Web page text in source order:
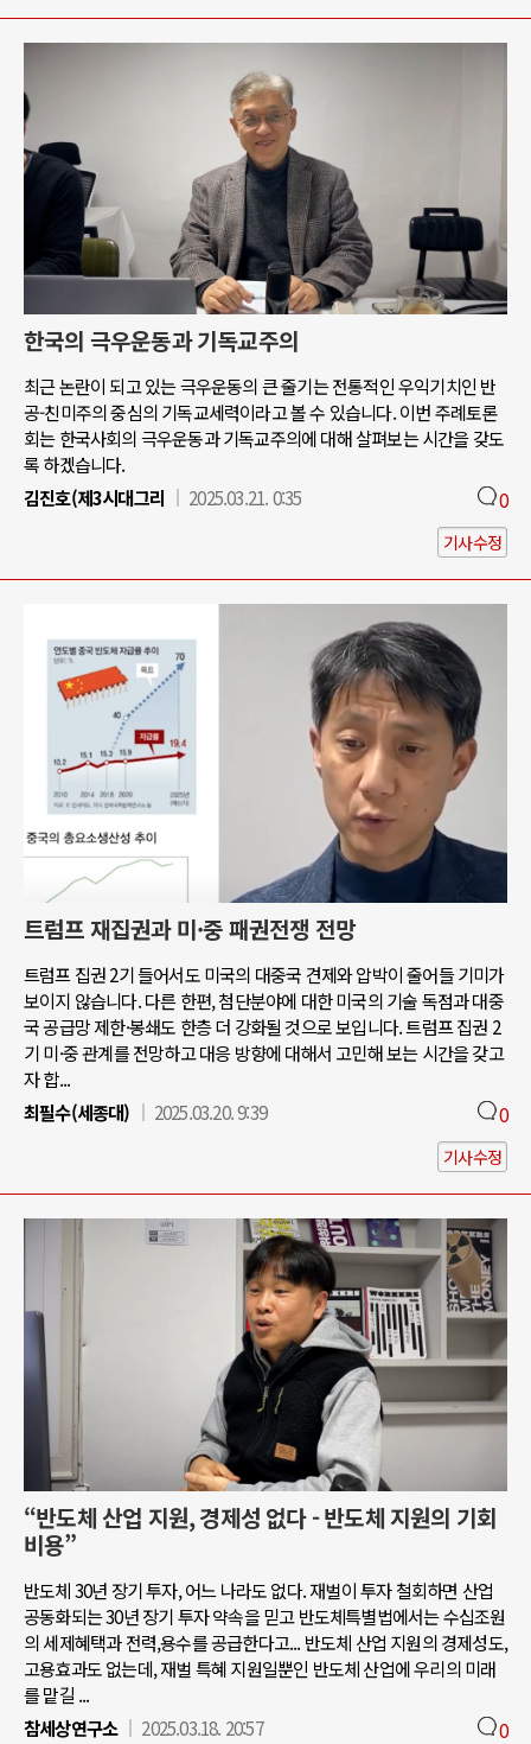
한국의 극우운동과 기독교주의
최근 논란이 되고 있는 극우운동의 큰 줄기는 전통적인 우익기치인 반
공-친미주의 중심의 기독교세력이라고 볼 수 있습니다. 이번 주례토론
회는 한국사회의 극우운동과 기독교주의에 대해 살펴보는 시간을 갖도
록 하겠습니다.
김진호(제3시대그리
2025.03.21. 0:35 0
기사수정
트럼프 재집권과 미·중 패권전쟁 전망
트럼프 집권 2기 들어서도 미국의 대중국 견제와 압박이 줄어들 기미가
보이지 않습니다. 다른 한편, 첨단분야에 대한 미국의 기술 독점과 대중
국 공급망 제한·봉쇄도 한층 더 강화될 것으로 보입니다. 트럼프 집권 2
기 미·중 관계를 전망하고 대응 방향에 대해서 고민해 보는 시간을 갖고
자 합...
최필수(세종대)
2025.03.20. 9:39 0
기사수정
“반도체 산업 지원, 경제성 없다 - 반도체 지원의 기회
비용”
반도체 30년 장기 투자, 어느 나라도 없다. 재벌이 투자 철회하면 산업
공동화되는 30년 장기 투자 약속을 믿고 반도체특별법에서는 수십조원
의 세제혜택과 전력,용수를 공급한다고... 반도체 산업 지원의 경제성도,
고용효과도 없는데, 재벌 특혜 지원일뿐인 반도체 산업에 우리의 미래
를 맡길 ...
참세상연구소
2025.03.18. 20:57 0